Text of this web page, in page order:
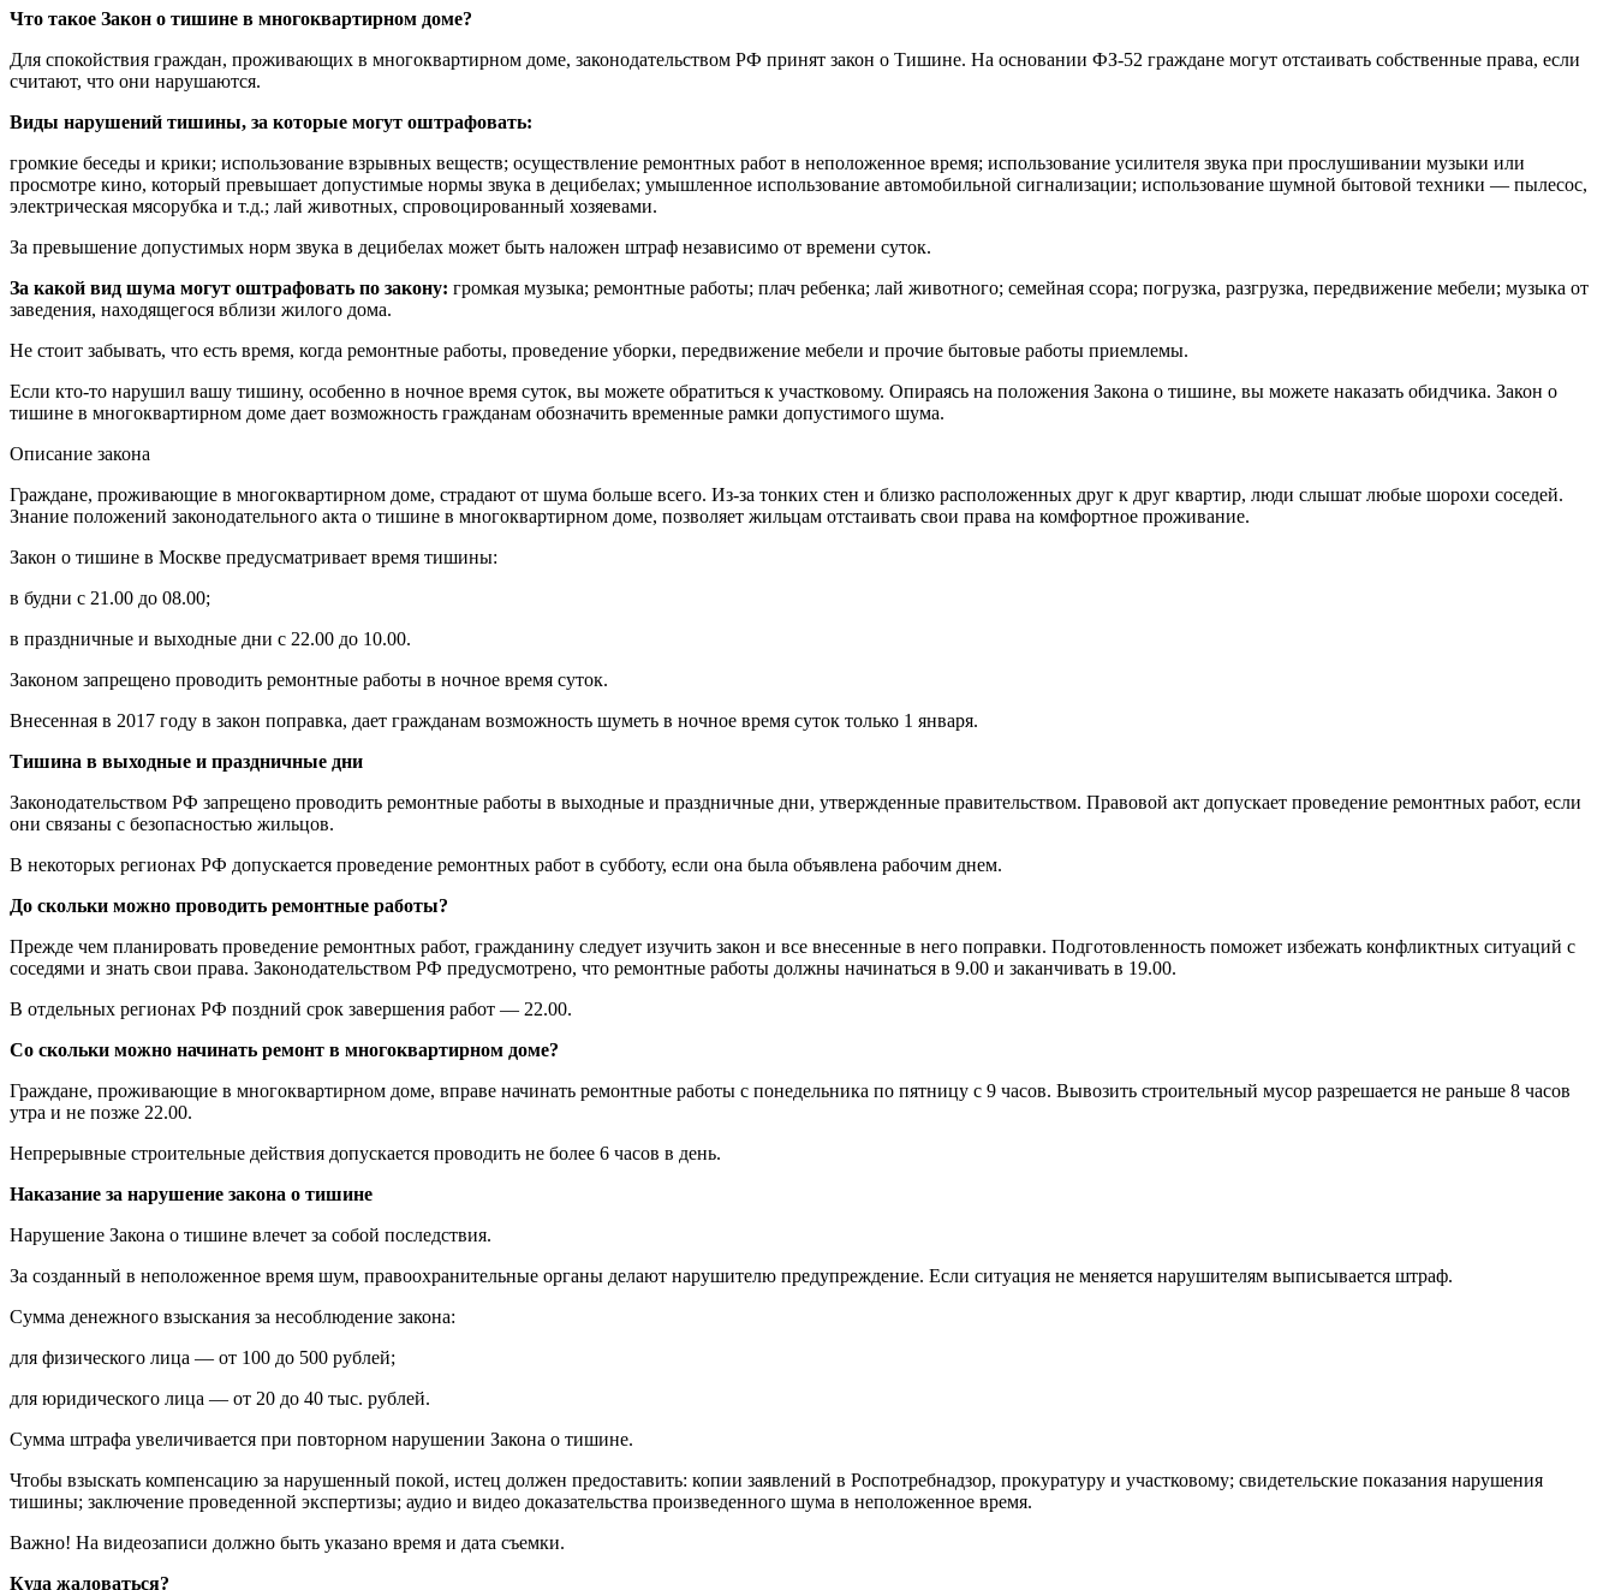
Что такое Закон о тишине в многоквартирном доме?
Для спокойствия граждан, проживающих в многоквартирном доме, законодательством РФ принят закон о Тишине. На основании ФЗ-52 граждане могут отстаивать собственные права, если
считают, что они нарушаются.
Виды нарушений тишины, за которые могут оштрафовать:
громкие беседы и крики; использование взрывных веществ; осуществление ремонтных работ в неположенное время; использование усилителя звука при прослушивании музыки или
просмотре кино, который превышает допустимые нормы звука в децибелах; умышленное использование автомобильной сигнализации; использование шумной бытовой техники — пылесос,
электрическая мясорубка и т.д.; лай животных, спровоцированный хозяевами.
За превышение допустимых норм звука в децибелах может быть наложен штраф независимо от времени суток.
За какой вид шума могут оштрафовать по закону: громкая музыка; ремонтные работы; плач ребенка; лай животного; семейная ссора; погрузка, разгрузка, передвижение мебели; музыка от
заведения, находящегося вблизи жилого дома.
Не стоит забывать, что есть время, когда ремонтные работы, проведение уборки, передвижение мебели и прочие бытовые работы приемлемы.
Если кто-то нарушил вашу тишину, особенно в ночное время суток, вы можете обратиться к участковому. Опираясь на положения Закона о тишине, вы можете наказать обидчика. Закон о
тишине в многоквартирном доме дает возможность гражданам обозначить временные рамки допустимого шума.
Описание закона
Граждане, проживающие в многоквартирном доме, страдают от шума больше всего. Из-за тонких стен и близко расположенных друг к друг квартир, люди слышат любые шорохи соседей.
Знание положений законодательного акта о тишине в многоквартирном доме, позволяет жильцам отстаивать свои права на комфортное проживание.
Закон о тишине в Москве предусматривает время тишины:
в будни с 21.00 до 08.00;
в праздничные и выходные дни с 22.00 до 10.00.
Законом запрещено проводить ремонтные работы в ночное время суток.
Внесенная в 2017 году в закон поправка, дает гражданам возможность шуметь в ночное время суток только 1 января.
Тишина в выходные и праздничные дни
Законодательством РФ запрещено проводить ремонтные работы в выходные и праздничные дни, утвержденные правительством. Правовой акт допускает проведение ремонтных работ, если
они связаны с безопасностью жильцов.
В некоторых регионах РФ допускается проведение ремонтных работ в субботу, если она была объявлена рабочим днем.
До скольки можно проводить ремонтные работы?
Прежде чем планировать проведение ремонтных работ, гражданину следует изучить закон и все внесенные в него поправки. Подготовленность поможет избежать конфликтных ситуаций с
соседями и знать свои права. Законодательством РФ предусмотрено, что ремонтные работы должны начинаться в 9.00 и заканчивать в 19.00.
В отдельных регионах РФ поздний срок завершения работ — 22.00.
Со скольки можно начинать ремонт в многоквартирном доме?
Граждане, проживающие в многоквартирном доме, вправе начинать ремонтные работы с понедельника по пятницу с 9 часов. Вывозить строительный мусор разрешается не раньше 8 часов
утра и не позже 22.00.
Непрерывные строительные действия допускается проводить не более 6 часов в день.
Наказание за нарушение закона о тишине
Нарушение Закона о тишине влечет за собой последствия.
За созданный в неположенное время шум, правоохранительные органы делают нарушителю предупреждение. Если ситуация не меняется нарушителям выписывается штраф.
Сумма денежного взыскания за несоблюдение закона:
для физического лица — от 100 до 500 рублей;
для юридического лица — от 20 до 40 тыс. рублей.
Сумма штрафа увеличивается при повторном нарушении Закона о тишине.
Чтобы взыскать компенсацию за нарушенный покой, истец должен предоставить: копии заявлений в Роспотребнадзор, прокуратуру и участковому; свидетельские показания нарушения
тишины; заключение проведенной экспертизы; аудио и видео доказательства произведенного шума в неположенное время.
Важно! На видеозаписи должно быть указано время и дата съемки.
Куда жаловаться?